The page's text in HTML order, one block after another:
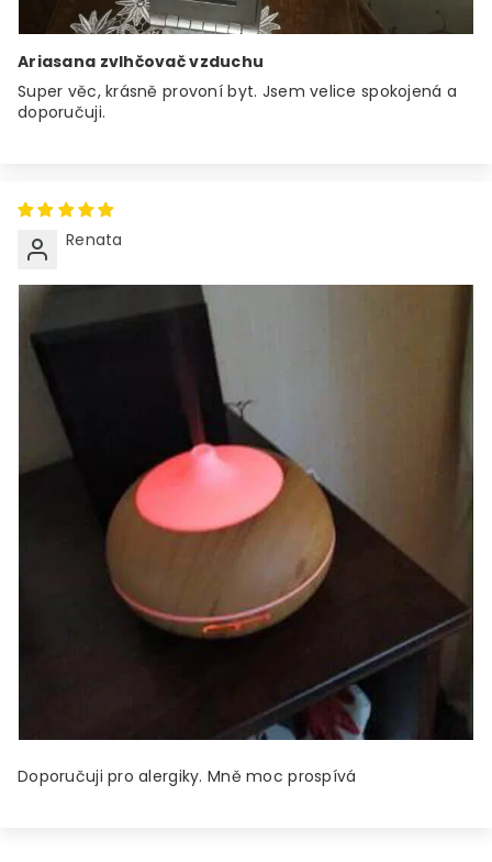
Ariasana zvlhčovač vzduchu
Super věc, krásně provoní byt. Jsem velice spokojená a
doporučuji.
Renata
Doporučuji pro alergiky. Mně moc prospívá